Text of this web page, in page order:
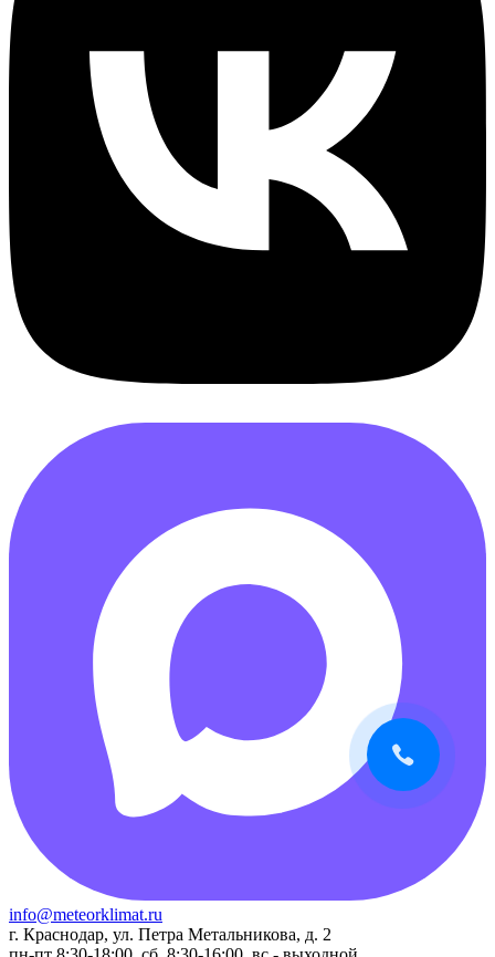
info@meteorklimat.ru
г. Краснодар, ул. Петра Метальникова, д. 2